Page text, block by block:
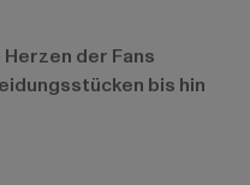
der Fans
bis hin